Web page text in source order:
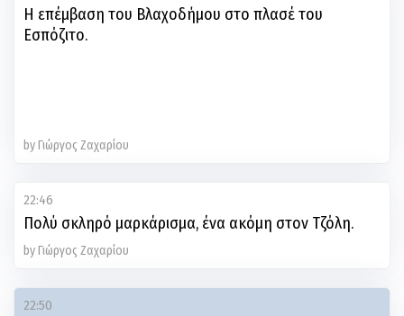
Η επέμβαση του Βλαχοδήμου στο πλασέ του
Εσπόζιτο.
by Γιώργος Ζαχαρίου
22:46
Πολύ σκληρό μαρκάρισμα, ένα ακόμη στον Τζόλη.
by Γιώργος Ζαχαρίου
22:50